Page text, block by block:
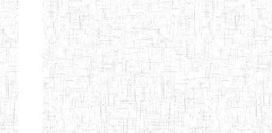
NIGHTINGALE
TEACHER
TRAINING
COLLEGE
20/08/2013 ENIEG
CHRIST THE
KING TEACHER
04/08/2010 ENIEG